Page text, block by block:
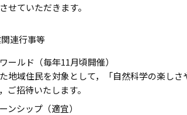
せていただきます。
連行事等
ールド（毎年11月頃開催）
地域住民を対象として，「自然科学の楽し
ご招待いたします。
ンシップ（適宜）